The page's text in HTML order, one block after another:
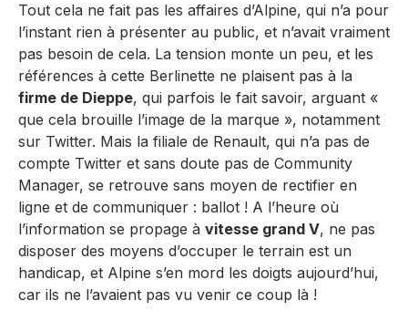
Tout cela ne fait pas les affaires d’Alpine, qui n’a pour
l’instant rien à présenter au public, et n’avait vraiment
pas besoin de cela. La tension monte un peu, et les
références à cette Berlinette ne plaisent pas à la
firme de Dieppe, qui parfois le fait savoir, arguant «
que cela brouille l’image de la marque », notamment
sur Twitter. Mais la filiale de Renault, qui n’a pas de
compte Twitter et sans doute pas de Community
Manager, se retrouve sans moyen de rectifier en
ligne et de communiquer : ballot ! A l’heure où
l’information se propage à vitesse grand V, ne pas
disposer des moyens d’occuper le terrain est un
handicap, et Alpine s’en mord les doigts aujourd’hui,
car ils ne l’avaient pas vu venir ce coup là !